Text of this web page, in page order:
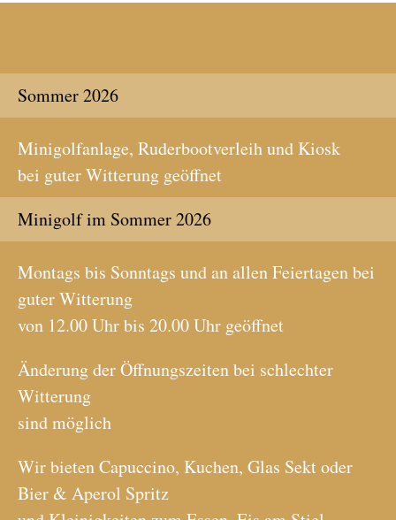
Sommer 2026
Minigolfanlage, Ruderbootverleih und Kiosk
bei guter Witterung geöffnet
Minigolf im Sommer 2026
Montags bis Sonntags und an allen Feiertagen bei
guter Witterung
von 12.00 Uhr bis 20.00 Uhr geöffnet
Änderung der Öffnungszeiten bei schlechter
Witterung
sind möglich
Wir bieten Capuccino, Kuchen, Glas Sekt oder
Bier & Aperol Spritz